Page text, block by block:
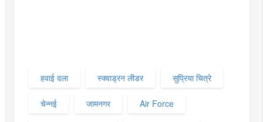
हवाई दला स्क्वाड्रन लीडर सुप्रिया चित्रे
चेन्नई जामनगर Air Force